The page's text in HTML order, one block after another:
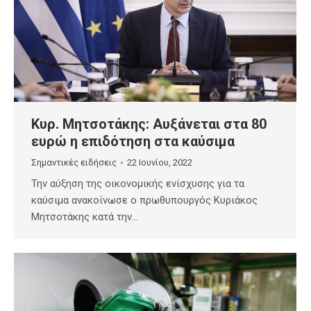
Κυρ. Μητσοτάκης: Αυξάνεται στα 80
ευρώ η επιδότηση στα καύσιμα
Σημαντικές ειδήσεις 22 Ιουνίου, 2022
Την αύξηση της οικονομικής ενίσχυσης για τα
καύσιμα ανακοίνωσε ο πρωθυπουργός Κυριάκος
Μητσοτάκης κατά την…